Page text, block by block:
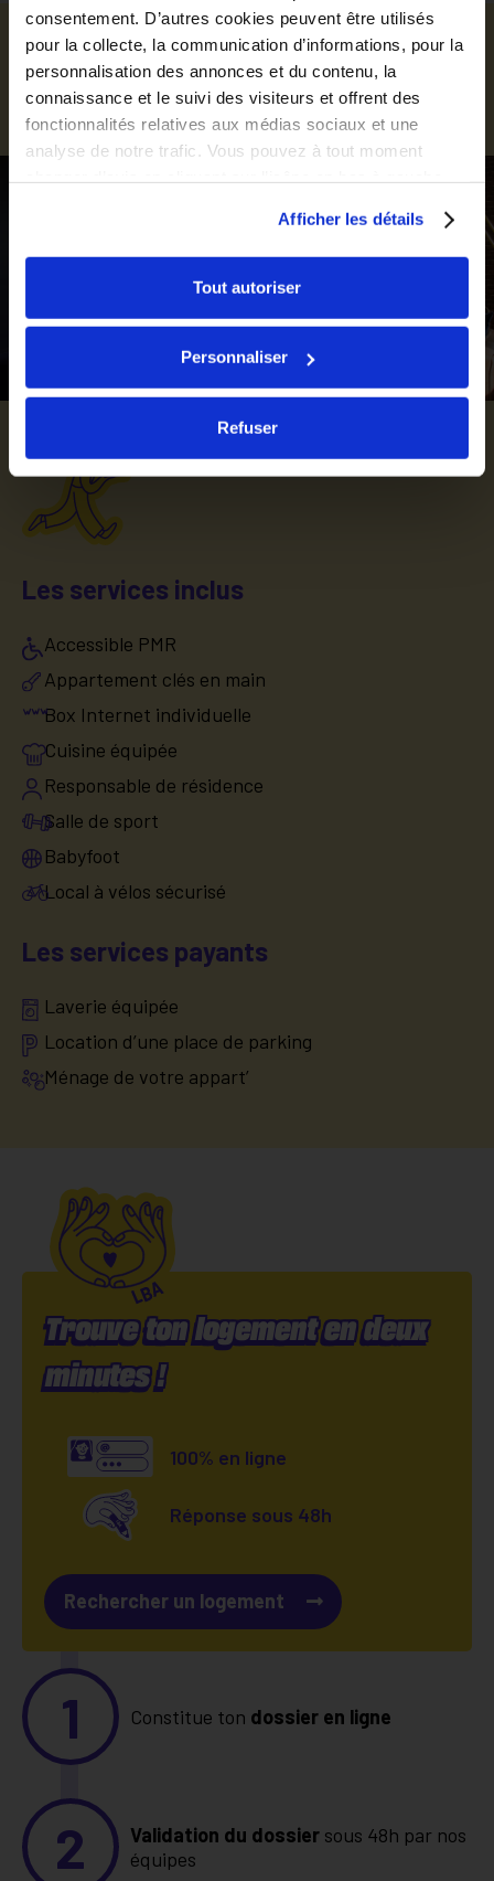
consentement. D’autres cookies peuvent être utilisés
pour la collecte, la communication d’informations, pour la
personnalisation des annonces et du contenu, la
connaissance et le suivi des visiteurs et offrent des
fonctionnalités relatives aux médias sociaux et une
analyse de notre trafic. Vous pouvez à tout moment
Afficher les détails
Tout autoriser
Personnaliser
Refuser
La résidence
Galerie photo des parties communes
Les services inclus
Accessible PMR
Appartement clés en main
Box Internet individuelle
Cuisine équipée
Responsable de résidence
Salle de sport
Babyfoot
Local à vélos sécurisé
Les services payants
Laverie équipée
Location d’une place de parking
Ménage de votre appart’
Trouve ton logement en deux
minutes !
100% en ligne
Réponse sous 48h
Rechercher un logement
1 Constitue ton dossier en ligne
2 Validation du dossier sous 48h par nos
équipes